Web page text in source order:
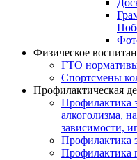
Физическое
ГТО
Спортсмены
Профилактическая
Профилактика
алкоголизма,
зависимости,
Профилактика
Профилактика